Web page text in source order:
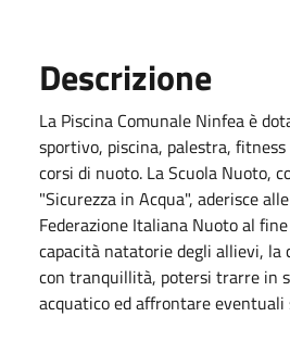
Descrizione
La Piscina Comunale Ninfea è
sportivo, piscina, palestra,
corsi di nuoto. La Scuola Nuoto,
"Sicurezza in Acqua", aderisce
Federazione Italiana Nuoto al
capacità natatorie degli allievi, la
con tranquillità, potersi trarre in
acquatico ed affrontare